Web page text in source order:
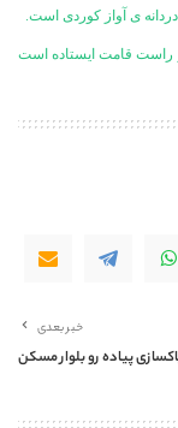
ی آواز کوردی است.
راست قامت ایستاده است
خبر بعدی
پیاده رو بلوار مسکن